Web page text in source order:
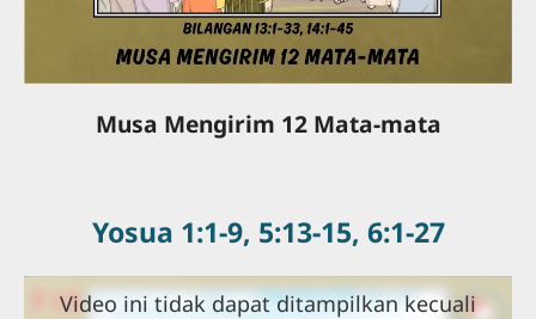
Musa Mengirim 12 Mata-mata
Yosua 1:1-9, 5:13-15, 6:1-27
Video ini tidak dapat ditampilkan kecuali